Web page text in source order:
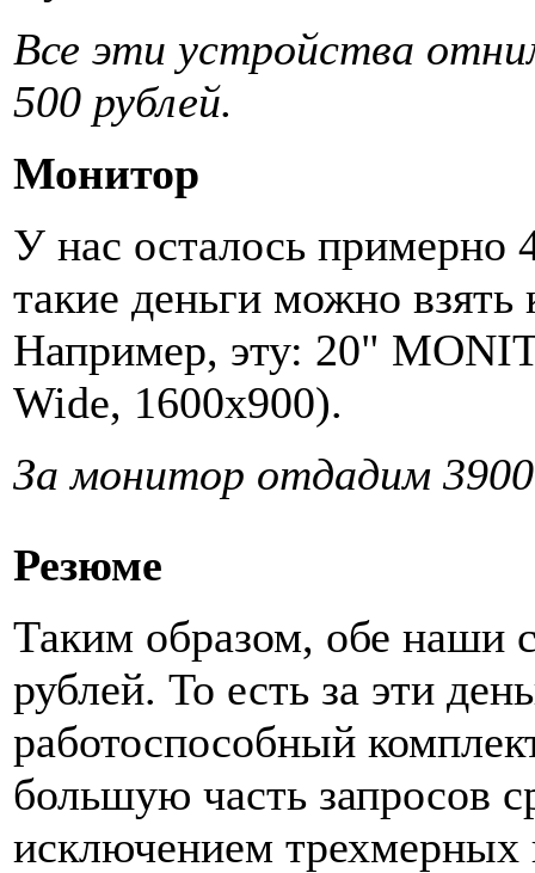
Все эти устройства
500 рублей.
Монитор
У нас осталось примерно
такие деньги можно
Например, эту: 20"
Wide, 1600x900).
За монитор отдадим 3900
Резюме
Таким образом, обе наши
рублей. То есть за эти
работоспособный
большую часть запросов
исключением трехмерных